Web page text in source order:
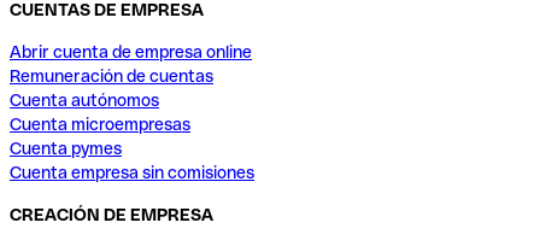
CUENTAS DE EMPRESA
Abrir cuenta de empresa online
Remuneración de cuentas
Cuenta autónomos
Cuenta microempresas
Cuenta pymes
Cuenta empresa sin comisiones
CREACIÓN DE EMPRESA